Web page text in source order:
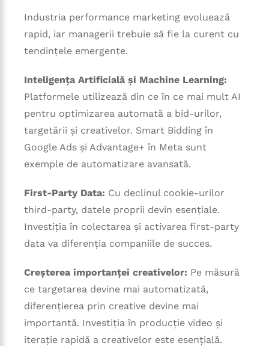
Industria performance marketing evoluează
rapid, iar managerii trebuie să fie la curent cu
tendințele emergente.
Inteligența Artificială și Machine Learning:
Platformele utilizează din ce în ce mai mult AI
pentru optimizarea automată a bid-urilor,
targetării și creativelor. Smart Bidding în
Google Ads și Advantage+ în Meta sunt
exemple de automatizare avansată.
First-Party Data: Cu declinul cookie-urilor
third-party, datele proprii devin esențiale.
Investiția în colectarea și activarea first-party
data va diferenția companiile de succes.
Creșterea importanței creativelor: Pe măsură
ce targetarea devine mai automatizată,
diferențierea prin creative devine mai
importantă. Investiția în producție video și
iterație rapidă a creativelor este esențială.